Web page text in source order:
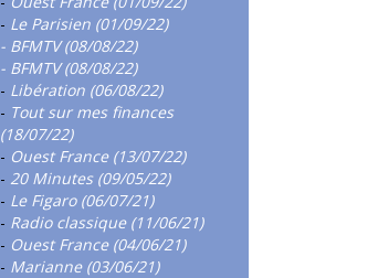
- Le Parisien (01/09/22)
- BFMTV (08/08/22)
- BFMTV (08/08/22)
- Libération (06/08/22)
- Tout sur mes finances
(18/07/22)
- Ouest France (13/07/22)
- 20 Minutes (09/05/22)
- Le Figaro (06/07/21)
- Radio classique (11/06/21)
- Ouest France (04/06/21)
- Marianne (03/06/21)